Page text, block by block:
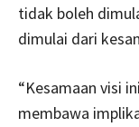
tidak boleh
dimulai dari
“Kesamaan visi
membawa